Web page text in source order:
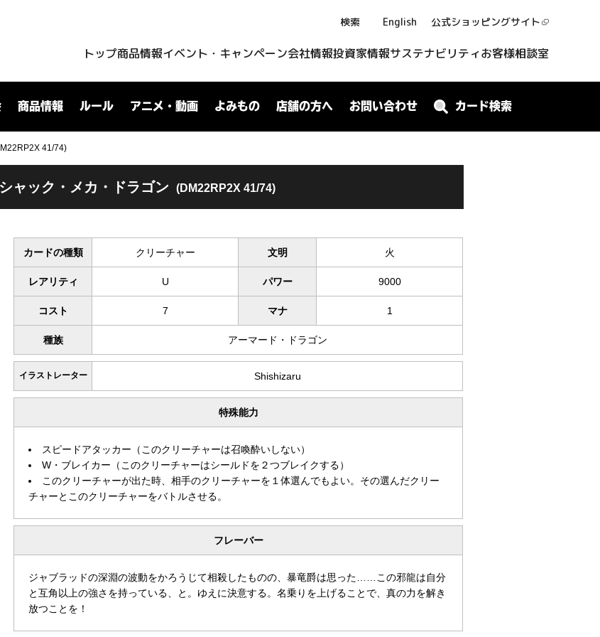
検索 English 公式ショッピングサイト
トップ商品情報イベント・キャンペーン会社情報投資家情報サステナビリティお客様相談室
商品情報 ルール アニメ・動画 よみもの 店舗の方へ お問い合わせ カード検索
41/74)
ャック・メカ・ドラゴン (DM22RP2X 41/74)
カードの種類 クリーチャー 文明 火
レアリティ U パワー 9000
コスト 7 マナ 1
種族 アーマード・ドラゴン
イラストレーター Shishizaru
特殊能力
スピードアタッカー（このクリーチャーは召喚酔いしない）
W・ブレイカー（このクリーチャーはシールドを２つブレイクする）
このクリーチャーが出た時、相手のクリーチャーを１体選んでもよい。その選んだクリー
チャーとこのクリーチャーをバトルさせる。
フレーバー
ジャブラッドの深淵の波動をかろうじて相殺したものの、暴竜爵は思った……この邪龍は自分
と互角以上の強さを持っている、と。ゆえに決意する。名乗りを上げることで、真の力を解き
放つことを！